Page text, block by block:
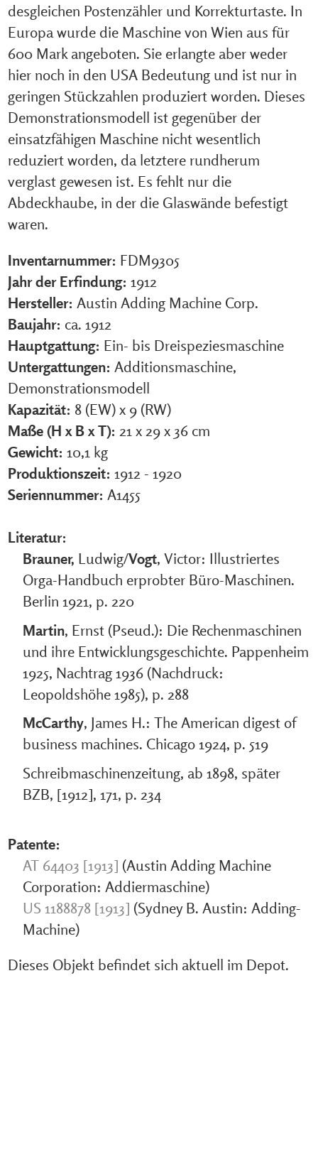
desgleichen Postenzähler und Korrekturtaste. In
Europa wurde die Maschine von Wien aus für
600 Mark angeboten. Sie erlangte aber weder
hier noch in den USA Bedeutung und ist nur in
geringen Stückzahlen produziert worden. Dieses
Demonstrationsmodell ist gegenüber der
einsatzfähigen Maschine nicht wesentlich
reduziert worden, da letztere rundherum
verglast gewesen ist. Es fehlt nur die
Abdeckhaube, in der die Glaswände befestigt
waren.
Inventarnummer: FDM9305
Jahr der Erfindung: 1912
Hersteller: Austin Adding Machine Corp.
Baujahr: ca. 1912
Hauptgattung: Ein- bis Dreispeziesmaschine
Untergattungen: Additionsmaschine,
Demonstrationsmodell
Kapazität: 8 (EW) x 9 (RW)
Maße (H x B x T): 21 x 29 x 36 cm
Gewicht: 10,1 kg
Produktionszeit: 1912 - 1920
Seriennummer: A1455
Literatur:
Brauner, Ludwig/Vogt, Victor: Illustriertes
Orga-Handbuch erprobter Büro-Maschinen.
Berlin 1921, p. 220
Martin, Ernst (Pseud.): Die Rechenmaschinen
und ihre Entwicklungsgeschichte. Pappenheim
1925, Nachtrag 1936 (Nachdruck:
Leopoldshöhe 1985), p. 288
McCarthy, James H.: The American digest of
business machines. Chicago 1924, p. 519
Schreibmaschinenzeitung, ab 1898, später
BZB, [1912], 171, p. 234
Patente:
AT 64403 [1913] (Austin Adding Machine
Corporation: Addiermaschine)
US 1188878 [1913] (Sydney B. Austin: Adding-
Machine)
Dieses Objekt befindet sich aktuell im Depot.